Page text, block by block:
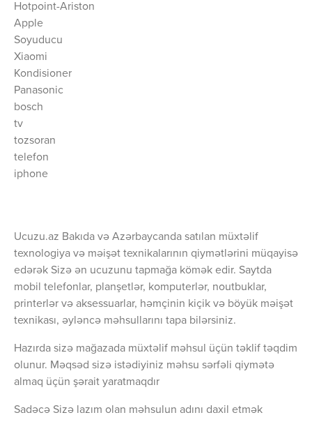
Hotpoint-Ariston
Apple
Soyuducu
Xiaomi
Kondisioner
Panasonic
bosch
tv
tozsoran
telefon
iphone
Ucuzu.az Bakıda və Azərbaycanda satılan müxtəlif
texnologiya və məişət texnikalarının qiymətlərini müqayisə
edərək Sizə ən ucuzunu tapmağa kömək edir. Saytda
mobil telefonlar, planşetlər, komputerlər, noutbuklar,
printerlər və aksessuarlar, həmçinin kiçik və böyük məişət
texnikası, əyləncə məhsullarını tapa bilərsiniz.
Hazırda sizə mağazada müxtəlif məhsul üçün təklif təqdim
olunur. Məqsəd sizə istədiyiniz məhsu sərfəli qiymətə
almaq üçün şərait yaratmaqdır
Sadəcə Sizə lazım olan məhsulun adını daxil etmək